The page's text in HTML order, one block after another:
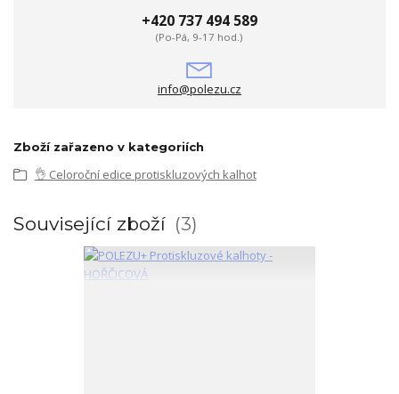
+420 737 494 589
(Po-Pá, 9-17 hod.)
info@polezu.cz
Zboží zařazeno v kategoriích
👌 Celoroční edice protiskluzových kalhot
Související zboží 3